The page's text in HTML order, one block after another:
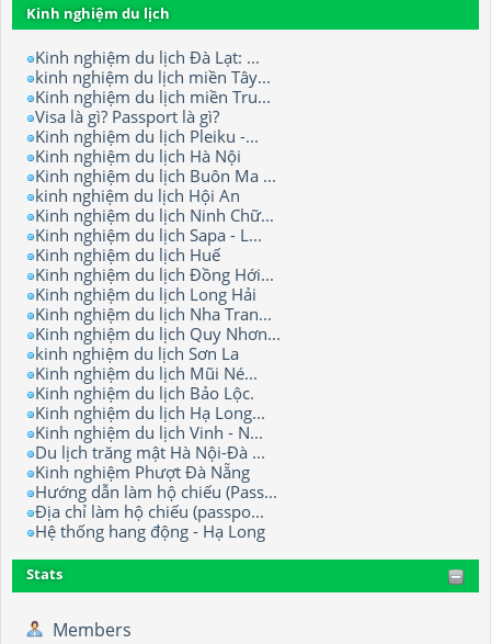
Kinh nghiệm du lịch
Kinh nghiệm du lịch Đà Lạt: ...
kinh nghiệm du lịch miền Tây...
Kinh nghiệm du lịch miền Tru...
Visa là gì? Passport là gì?
Kinh nghiệm du lịch Pleiku -...
Kinh nghiệm du lịch Hà Nội
Kinh nghiệm du lịch Buôn Ma ...
kinh nghiệm du lịch Hội An
Kinh nghiệm du lịch Ninh Chữ...
Kinh nghiệm du lịch Sapa - L...
Kinh nghiệm du lịch Huế
Kinh nghiệm du lịch Đồng Hới...
Kinh nghiệm du lịch Long Hải
Kinh nghiệm du lịch Nha Tran...
Kinh nghiệm du lịch Quy Nhơn...
kinh nghiệm du lịch Sơn La
Kinh nghiệm du lịch Mũi Né...
Kinh nghiệm du lịch Bảo Lộc.
Kinh nghiệm du lịch Hạ Long...
Kinh nghiệm du lịch Vinh - N...
Du lịch trăng mật Hà Nội-Đà ...
Kinh nghiệm Phượt Đà Nẵng
Hướng dẫn làm hộ chiếu (Pass...
Địa chỉ làm hộ chiếu (passpo...
Hệ thống hang động - Hạ Long
Stats
Members